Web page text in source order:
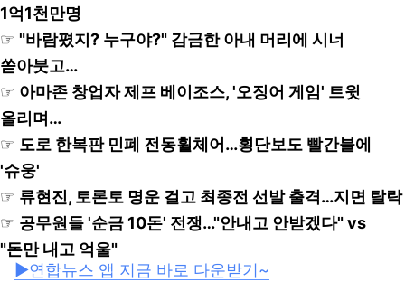
1억1천만명
☞ "바람폈지? 누구야?" 감금한 아내 머리에 시너
쏟아붓고…
☞ 아마존 창업자 제프 베이조스, '오징어 게임' 트윗
올리며…
☞ 도로 한복판 민폐 전동휠체어…횡단보도 빨간불에
'슈웅'
☞ 류현진, 토론토 명운 걸고 최종전 선발 출격…지면 탈락
☞ 공무원들 '순금 10돈' 전쟁…"안내고 안받겠다" vs
"돈만 내고 억울"
▶연합뉴스 앱 지금 바로 다운받기~